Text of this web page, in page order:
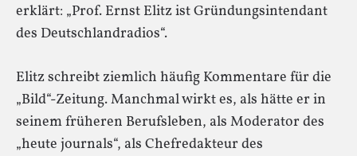
erklärt: „Prof. Ernst Elitz ist Gründungsintendant
des Deutschlandradios“.
Elitz schreibt ziemlich häufig Kommentare für die
„Bild“-Zeitung. Manchmal wirkt es, als hätte er in
seinem früheren Berufsleben, als Moderator des
„heute journals“, als Chefredakteur des